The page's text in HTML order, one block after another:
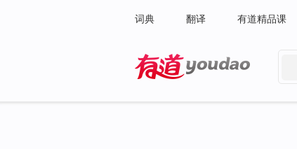
词典 翻译 有道精品课